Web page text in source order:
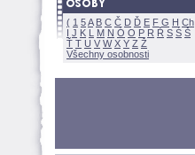
( 1 5A B C Č D Ď E F G H Ch
I J K L M N Ó O P R Ř S Ś
Ť T U V W X Y Z
Všechny osobnosti